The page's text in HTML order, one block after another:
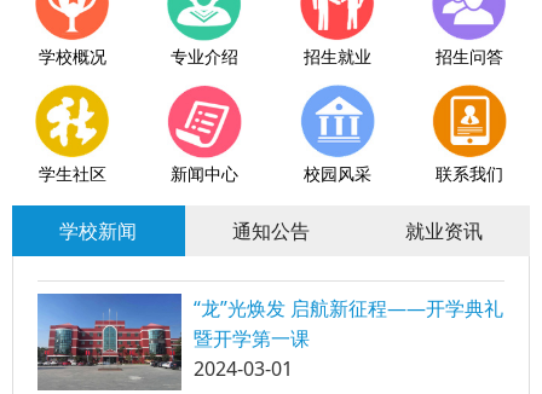
学校概况 专业介绍 招生就业 招生问答
学生社区 新闻中心 校园风采 联系我们
学校新闻 通知公告 就业资讯
“龙”光焕发 启航新征程——开学典礼
暨开学第一课
2024-03-01